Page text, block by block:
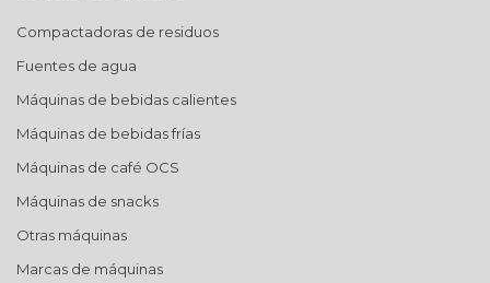
Compactadoras de residuos
Fuentes de agua
Máquinas de bebidas calientes
Máquinas de bebidas frías
Máquinas de café OCS
Máquinas de snacks
Otras máquinas
Marcas de máquinas